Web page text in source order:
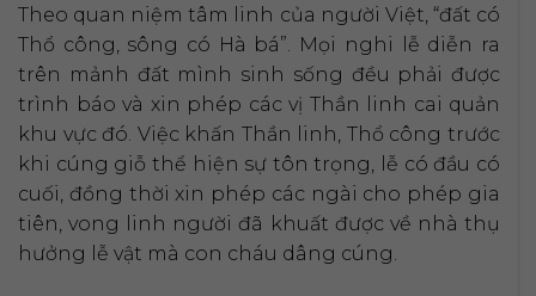
Theo quan niệm tâm linh của người Việt, “đất có
Thổ công, sông có Hà bá”. Mọi nghi lễ diễn ra
trên mảnh đất mình sinh sống đều phải được
trình báo và xin phép các vị Thần linh cai quản
khu vực đó. Việc khấn Thần linh, Thổ công trước
khi cúng giỗ thể hiện sự tôn trọng, lễ có đầu có
cuối, đồng thời xin phép các ngài cho phép gia
tiên, vong linh người đã khuất được về nhà thụ
hưởng lễ vật mà con cháu dâng cúng.